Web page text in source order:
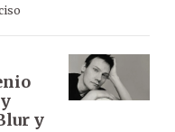
y